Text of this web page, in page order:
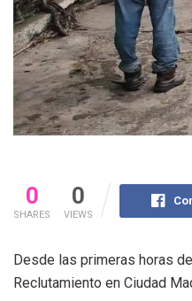
0
SHARES
0
VIEWS
Desde las primeras horas
Reclutamiento en Ciudad